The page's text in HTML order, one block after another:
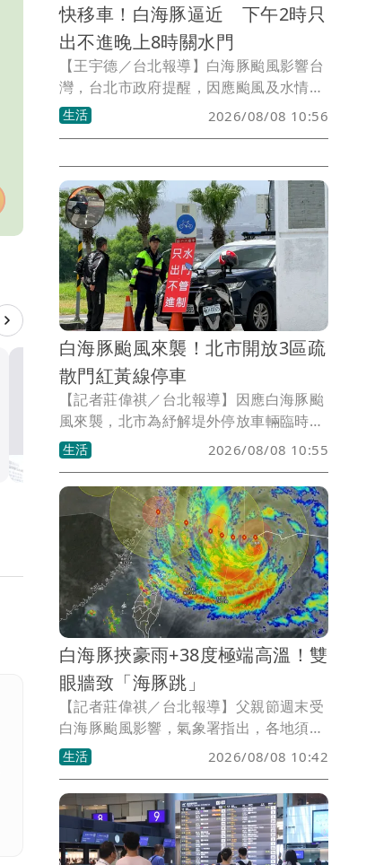
57歲林煒證實罹糖尿病初期
病因「難以抵抗」
快移車！白海豚逼近 下午2時只
出不進晚上8時關水門
【王宇德／台北報導】白海豚颱風影響台
灣，台北市政府提醒，因應颱風及水情變
化，今（8）日1下午2時起，基隆河中山
橋以下，以及淡水河沿線「新3-2華翠至
制，並自晚上8時起陸續關閉疏散門及越
堤坡道，呼籲民眾儘速將停放於河濱區域
的車輛移走，以免受困。
生活 2026/08/08 10:56
白海豚颱風來襲！北市開放3區疏
散門紅黃線停車
【記者莊偉祺／台北報導】因應白海豚颱
風來襲，北市為紓解堤外停放車輛臨時停
車需求，即刻起開放疏散門周邊區域8公
尺以上道路紅黃線（附條件）停車，包含
士林、萬華、大同區範圍一次看。
生活 2026/08/08 10:55
白海豚挾豪雨+38度極端高溫！雙
眼牆致「海豚跳」
【記者莊偉祺／台北報導】父親節週末受
白海豚颱風影響，氣象署指出，各地須防
豪雨、雷雨，更有局部38度極端高溫須注
意！氣象粉專則指出，白海豚颱風因有雙
眼牆結構，整體動向恐持續出現「海豚
跳」的擺線運動。
生活 2026/08/08 10:42